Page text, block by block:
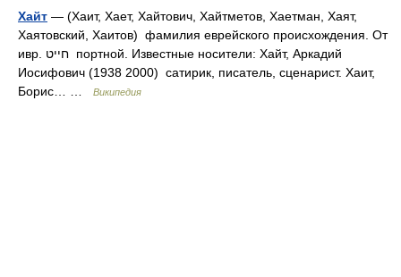
Хайт — (Хаит, Хает, Хайтович, Хайтметов, Хаетман, Хаят,
Хаятовский, Хаитов) фамилия еврейского происхождения. От
ивр. חייט‎ портной. Известные носители: Хайт, Аркадий
Иосифович (1938 2000) сатирик, писатель, сценарист. Хаит,
Борис… …
Википедия